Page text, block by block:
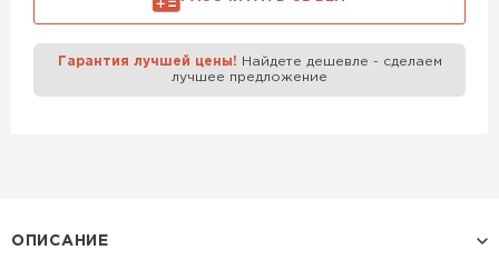
Гарантия лучшей цены! Найдете дешевле - сделаем
лучшее предложение
ОПИСАНИЕ
Газобетон Забудова